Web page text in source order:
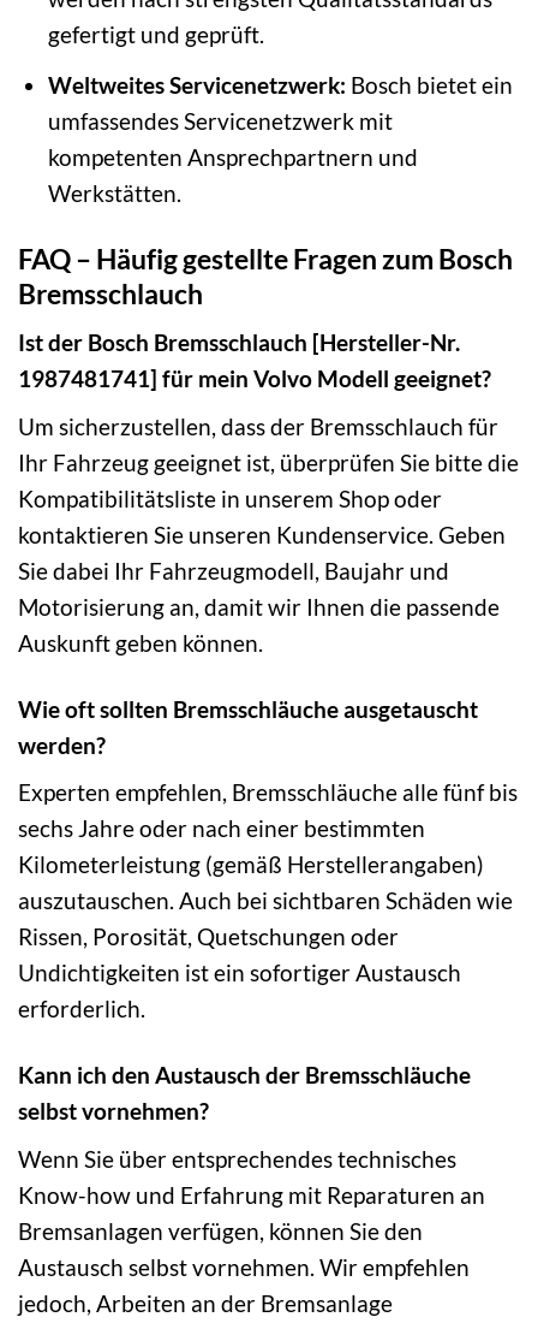
gefertigt und geprüft.
Weltweites Servicenetzwerk: Bosch bietet ein
umfassendes Servicenetzwerk mit
kompetenten Ansprechpartnern und
Werkstätten.
FAQ – Häufig gestellte Fragen zum Bosch
Bremsschlauch
Ist der Bosch Bremsschlauch [Hersteller-Nr.
1987481741] für mein Volvo Modell geeignet?
Um sicherzustellen, dass der Bremsschlauch für
Ihr Fahrzeug geeignet ist, überprüfen Sie bitte die
Kompatibilitätsliste in unserem Shop oder
kontaktieren Sie unseren Kundenservice. Geben
Sie dabei Ihr Fahrzeugmodell, Baujahr und
Motorisierung an, damit wir Ihnen die passende
Auskunft geben können.
Wie oft sollten Bremsschläuche ausgetauscht
werden?
Experten empfehlen, Bremsschläuche alle fünf bis
sechs Jahre oder nach einer bestimmten
Kilometerleistung (gemäß Herstellerangaben)
auszutauschen. Auch bei sichtbaren Schäden wie
Rissen, Porosität, Quetschungen oder
Undichtigkeiten ist ein sofortiger Austausch
erforderlich.
Kann ich den Austausch der Bremsschläuche
selbst vornehmen?
Wenn Sie über entsprechendes technisches
Know-how und Erfahrung mit Reparaturen an
Bremsanlagen verfügen, können Sie den
Austausch selbst vornehmen. Wir empfehlen
jedoch, Arbeiten an der Bremsanlage